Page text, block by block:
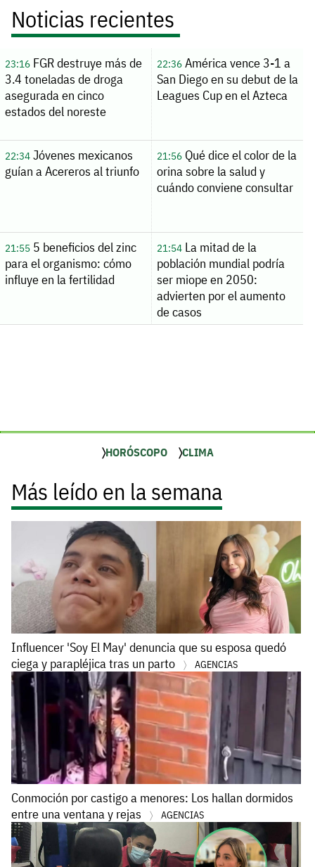
Noticias recientes
23:16FGR destruye más de
3.4 toneladas de droga
asegurada en cinco
estados del noreste
22:36América vence 3-1 a
San Diego en su debut de la
Leagues Cup en el Azteca
22:34Jóvenes mexicanos
guían a Acereros al triunfo
21:56Qué dice el color de la
orina sobre la salud y
cuándo conviene consultar
21:555 beneficios del zinc
para el organismo: cómo
influye en la fertilidad
21:54La mitad de la
población mundial podría
ser miope en 2050:
advierten por el aumento
de casos
HORÓSCOPO CLIMA
Más leído en la semana
Influencer 'Soy El May' denuncia que su esposa quedó
ciega y parapléjica tras un parto
AGENCIAS
Conmoción por castigo a menores: Los hallan dormidos
entre una ventana y rejas
AGENCIAS